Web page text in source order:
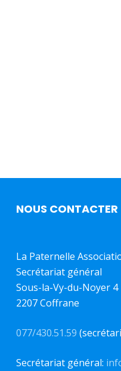
NOUS CONTACTER
La Paternelle
Secrétariat général
Sous-la-Vy-du-Noyer 4
2207 Coffrane
077/430.51.59
Secrétariat général: